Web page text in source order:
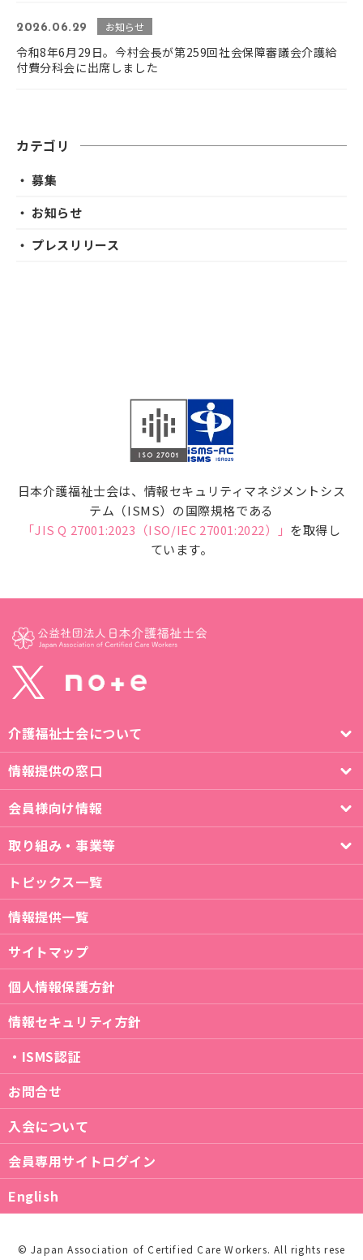
2026.06.29 お知らせ
令和8年6月29日。今村会長が第259回社会保障審議会介護給
付費分科会に出席しました
カテゴリ
・ 募集
・ お知らせ
・ プレスリリース
日本介護福祉士会は、情報セキュリティマネジメントシス
テム（ISMS）の国際規格である
「JIS Q 27001:2023（ISO/IEC 27001:2022）」 を取得し
ています。
介護福祉士会について
情報提供の窓口
会員様向け情報
取り組み・事業等
トピックス一覧
情報提供一覧
サイトマップ
個人情報保護方針
情報セキュリティ方針
・ISMS認証
お問合せ
入会について
会員専用サイトログイン
English
© Japan Association of Certified Care Workers. All rights rese